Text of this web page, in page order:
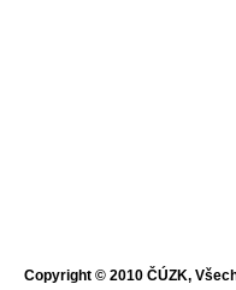
Copyright © 2010 ČÚZK,